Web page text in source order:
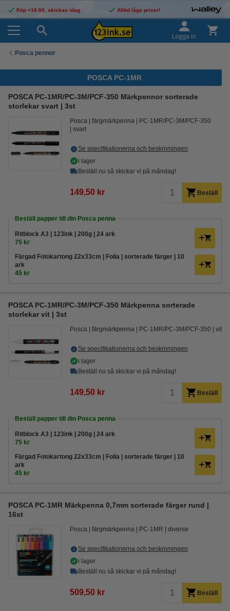
Köp <16:00, skickas idag Alltid låga priser!
Logga in
Posca pennor
POSCA PC-1MR
POSCA PC-1MR/PC-3M/PCF-350 Märkpennor sorterade
storlekar svart | 3st
Posca färgmärkpenna
PC-1MR/PC-3M/PCF-350
svart
Se specifikationerna och beskrivningen
i lager
Beställ nu så skickar vi på måndag!
149,50 kr Beställ
Beställ papper till din Posca penna
Ritblock A3 | 123ink | 200g | 24 ark
75 kr
Färgad Fotokartong 22x33cm | Folia | sorterade färger | 10
ark
45 kr
POSCA PC-1MR/PC-3M/PCF-350 Märkpenna sorterade
storlekar vit | 3st
Posca färgmärkpenna PC-1MR/PC-3M/PCF-350 vit
Se specifikationerna och beskrivningen
i lager
Beställ nu så skickar vi på måndag!
149,50 kr Beställ
Beställ papper till din Posca penna
Ritblock A3 | 123ink | 200g | 24 ark
75 kr
Färgad Fotokartong 22x33cm | Folia | sorterade färger | 10
ark
45 kr
POSCA PC-1MR Märkpenna 0,7mm sorterade färger rund |
16st
Posca färgmärkpenna PC-1MR diverse
Se specifikationerna och beskrivningen
i lager
Beställ nu så skickar vi på måndag!
509,50 kr Beställ